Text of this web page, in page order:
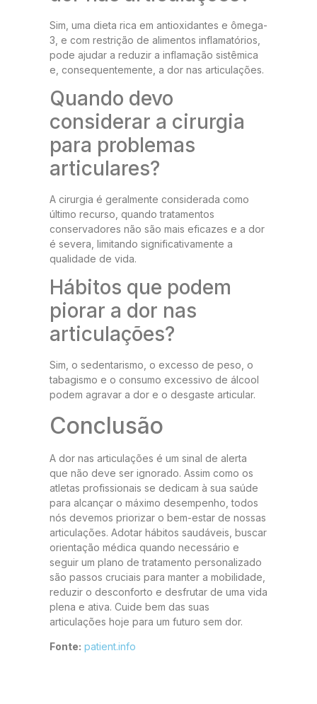
Sim, uma dieta rica em antioxidantes e ômega-
3, e com restrição de alimentos inflamatórios,
pode ajudar a reduzir a inflamação sistêmica
e, consequentemente, a dor nas articulações.
Quando devo
considerar a cirurgia
para problemas
articulares?
A cirurgia é geralmente considerada como
último recurso, quando tratamentos
conservadores não são mais eficazes e a dor
é severa, limitando significativamente a
qualidade de vida.
Hábitos que podem
piorar a dor nas
articulações?
Sim, o sedentarismo, o excesso de peso, o
tabagismo e o consumo excessivo de álcool
podem agravar a dor e o desgaste articular.
Conclusão
A dor nas articulações é um sinal de alerta
que não deve ser ignorado. Assim como os
atletas profissionais se dedicam à sua saúde
para alcançar o máximo desempenho, todos
nós devemos priorizar o bem-estar de nossas
articulações. Adotar hábitos saudáveis, buscar
orientação médica quando necessário e
seguir um plano de tratamento personalizado
são passos cruciais para manter a mobilidade,
reduzir o desconforto e desfrutar de uma vida
plena e ativa. Cuide bem das suas
articulações hoje para um futuro sem dor.
Fonte: patient.info